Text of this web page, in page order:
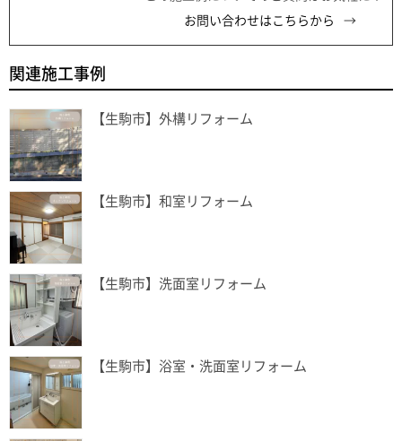
お問い合わせはこちらから
関連施工事例
【生駒市】外構リフォーム
【生駒市】和室リフォーム
【生駒市】洗面室リフォーム
【生駒市】浴室・洗面室リフォーム